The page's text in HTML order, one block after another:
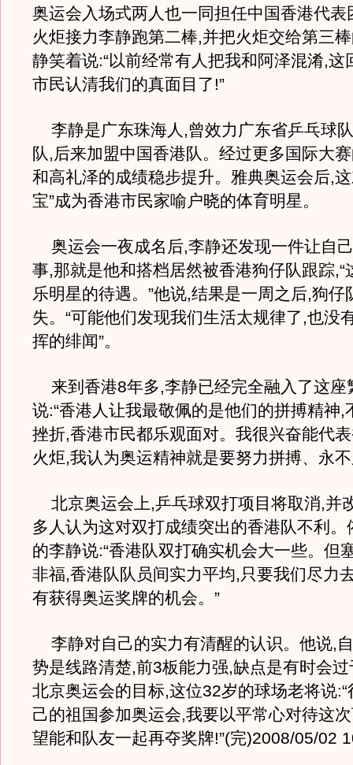
奥运会入场式两人也一同担任中国香港代表
火炬接力李静跑第二棒,并把火炬交给第三
静笑着说:“以前经常有人把我和阿泽混淆,这
市民认清我们的真面目了!”
李静是广东珠海人,曾效力广东省乒乓球
队,后来加盟中国香港队。经过更多国际大
和高礼泽的成绩稳步提升。雅典奥运会后,
宝”成为香港市民家喻户晓的体育明星。
奥运会一夜成名后,李静还发现一件让自
事,那就是他和搭档居然被香港狗仔队跟踪,“
乐明星的待遇。”他说,结果是一周之后,狗仔
失。“可能他们发现我们生活太规律了,也没
挥的绯闻”。
来到香港8年多,李静已经完全融入了这座
说:“香港人让我最敬佩的是他们的拼搏精神,
挫折,香港市民都乐观面对。我很兴奋能代
火炬,我认为奥运精神就是要努力拼搏、永不
北京奥运会上,乒乓球双打项目将取消,并
多人认为这对双打成绩突出的香港队不利。
的李静说:“香港队双打确实机会大一些。但
非福,香港队队员间实力平均,只要我们尽力
有获得奥运奖牌的机会。”
李静对自己的实力有清醒的认识。他说,
势是线路清楚,前3板能力强,缺点是有时会
北京奥运会的目标,这位32岁的球场老将说
己的祖国参加奥运会,我要以平常心对待这
望能和队友一起再夺奖牌!”(完)2008/05/02